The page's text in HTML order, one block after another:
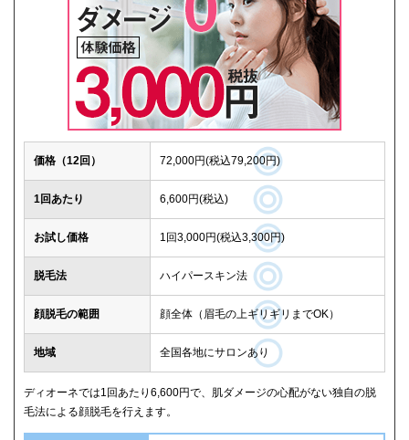
価格（12回） 72,000円(税込79,200円)
1回あたり 6,600円(税込)
お試し価格 1回3,000円(税込3,300円)
脱毛法 ハイパースキン法
顔脱毛の範囲 顔全体（眉毛の上ギリギリまでOK）
地域 全国各地にサロンあり
ディオーネでは1回あたり6,600円で、肌ダメージの心配がない独自の脱
毛法による顔脱毛を行えます。